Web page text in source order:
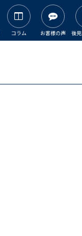
コラム お客様の声 後